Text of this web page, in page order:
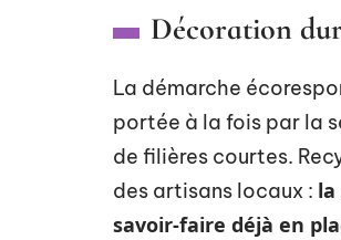
Décoration
La démarche
portée à la fois par la
de filières courtes.
des artisans locaux : la
savoir-faire déjà en